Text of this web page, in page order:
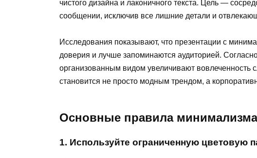
чистого дизайна и лаконичного текста. Цель —
сообщении, исключив все лишние детали и
Исследования показывают, что презентации с
доверия и лучше запоминаются аудиторией.
организованным видом увеличивают
становится не просто модным трендом, а
Основные правила минимализма
1. Используйте ограниченную цветовую